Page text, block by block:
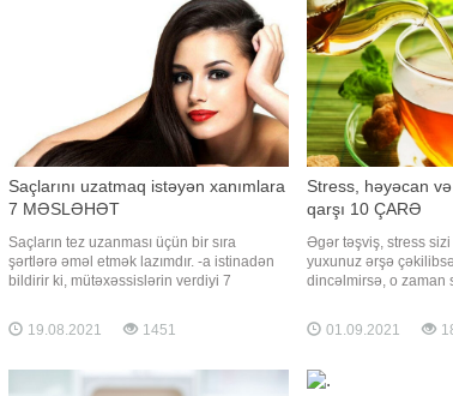
Saçlarını uzatmaq istəyən xanımlara
7 MƏSLƏHƏT
Saçların tez uzanması üçün bir sıra
şərtlərə əməl etmək lazımdır. -a istinadən
bildirir ki, mütəxəssislərin verdiyi 7
Saçların sürətlə uzanması üçün tez-tez
saçqıranları təmizləmək lazımdır. 2.
yumayın. İsti su saç köklərin
19.08.2021 1451
Stress, həyəcan
qarşı 10 ÇARƏ
Əgər təşviş, stress sizi
yuxunuz ərşə
dincəlmirsə, o zaman
sakitləşdiciri çay
sakitləşdirici bitkililəri
seçib qarışdırmağı
01.09.2021